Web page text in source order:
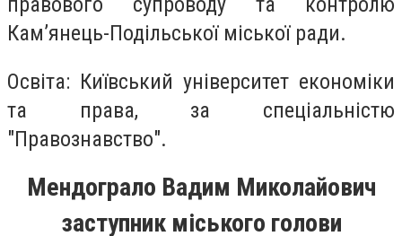
Кам’янець-Подільської міської ради.
Освіта: Київський університет економіки
та права, за спеціальністю
"Правознавство".
Мендограло Вадим Миколайович
заступник міського голови